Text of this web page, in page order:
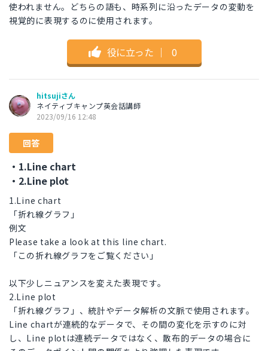
使われません。どちらの語も、時系列に沿ったデータの変動を
視覚的に表現するのに使用されます。
役に立った ｜ 0
hitsujiさん
ネイティブキャンプ英会話講師
2023/09/16 12:48
回答
・1.Line chart
・2.Line plot
1.Line chart
「折れ線グラフ」
例文
Please take a look at this line chart.
「この折れ線グラフをご覧ください」
以下少しニュアンスを変えた表現です。
2.Line plot
「折れ線グラフ」、統計やデータ解析の文脈で使用されます。
Line chartが連続的なデータで、その間の変化を示すのに対
し、Line plotは連続データではなく、散布的データの場合に